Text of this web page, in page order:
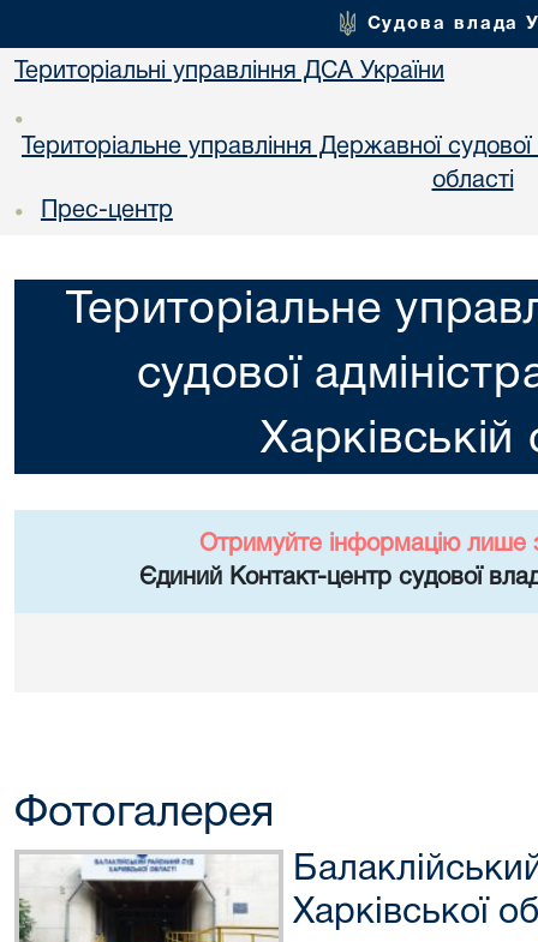
Судова влада
Територіальні управління ДСА України
•
Територіальне управління Державної судової
областi
• Прес-центр
Територіальне
судової
Харкiвській
Отримуйте інформацію лише
Єдиний Контакт-центр судової
Фотогалерея
Харківської